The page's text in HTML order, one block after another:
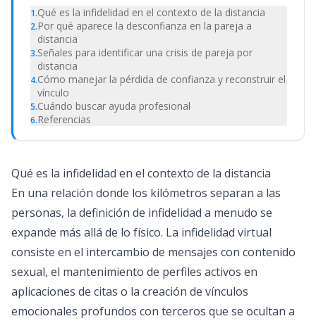
1.Qué es la infidelidad en el contexto de la distancia
2.Por qué aparece la desconfianza en la pareja a
distancia
3.Señales para identificar una crisis de pareja por
distancia
4.Cómo manejar la pérdida de confianza y reconstruir el
vínculo
5.Cuándo buscar ayuda profesional
6.Referencias
Qué es la infidelidad en el contexto de la distancia
En una relación donde los kilómetros separan a las
personas, la definición de infidelidad a menudo se
expande más allá de lo físico. La infidelidad virtual
consiste en el intercambio de mensajes con contenido
sexual, el mantenimiento de perfiles activos en
aplicaciones de citas o la creación de vínculos
emocionales profundos con terceros que se ocultan a